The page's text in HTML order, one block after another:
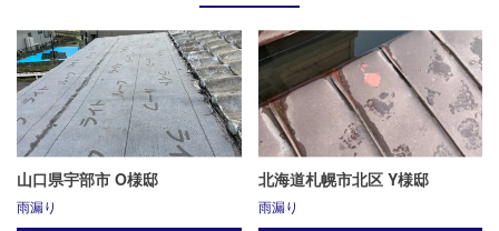
山口県宇部市 O様邸
雨漏り
北海道札幌市北区 Y様邸
雨漏り